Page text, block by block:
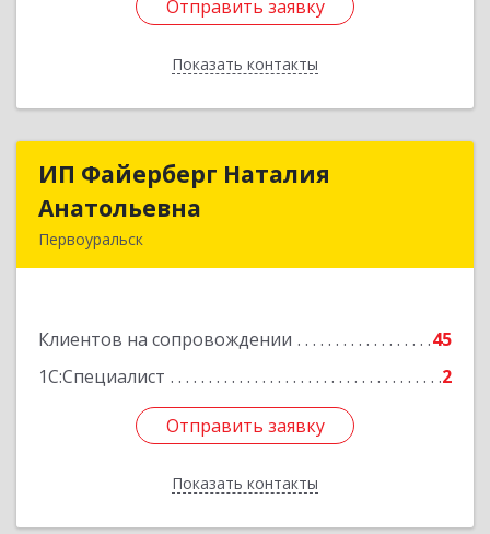
Отправить заявку
Показать контакты
Отправить заявку
Назад
ИП Файерберг Наталия
Анатольевна
Первоуральск
Клиентов на сопровождении
45
1С:Специалист
2
Отправить заявку
Показать контакты
ИП Файерберг Наталия
Подробнее
Отправить заявку
Назад